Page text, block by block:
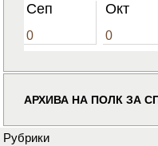
Сеп
0
Окт
0
АРХИВА НА ПОЛК ЗА
Рубрики